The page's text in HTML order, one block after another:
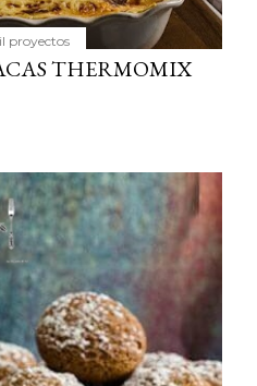
proyectos
THERMOMIX